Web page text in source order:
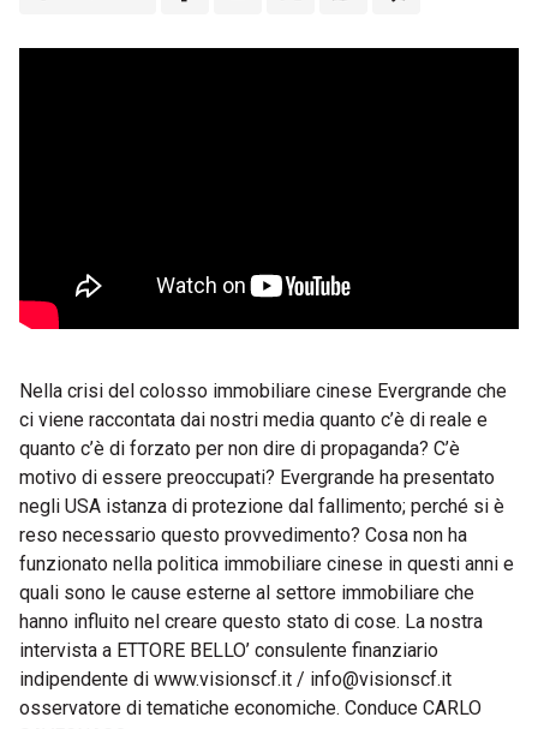
Nella crisi del colosso immobiliare cinese Evergrande che
ci viene raccontata dai nostri media quanto c’è di reale e
quanto c’è di forzato per non dire di propaganda? C’è
motivo di essere preoccupati? Evergrande ha presentato
negli USA istanza di protezione dal fallimento; perché si è
reso necessario questo provvedimento? Cosa non ha
funzionato nella politica immobiliare cinese in questi anni e
quali sono le cause esterne al settore immobiliare che
hanno influito nel creare questo stato di cose. La nostra
intervista a ETTORE BELLO’ consulente finanziario
indipendente di www.visionscf.it / info@visionscf.it
osservatore di tematiche economiche. Conduce CARLO